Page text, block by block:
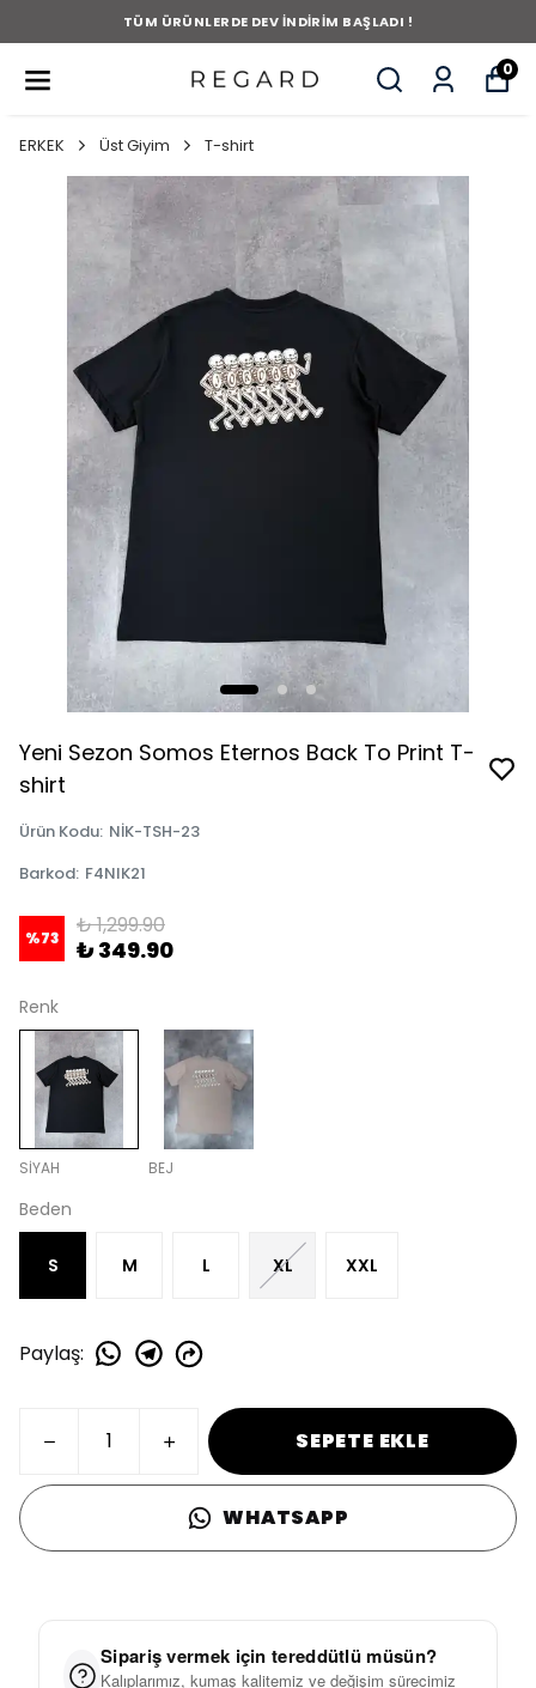
TÜM ÜRÜNLERDE DEV İNDİRİM BAŞLADI !
0
ERKEK Üst Giyim T-shirt
Yeni Sezon Somos Eternos Back To Print T-
shirt
Ürün Kodu: NİK-TSH-23
Barkod: F4NIK21
%73 ₺ 1,299.90
₺ 349.90
Renk
SİYAH BEJ
Beden
S M L XL XXL
Paylaş:
SEPETE EKLE
WHATSAPP
Sipariş vermek için tereddütlü müsün?
Kalıplarımız, kumaş kalitemiz ve değişim sürecimiz